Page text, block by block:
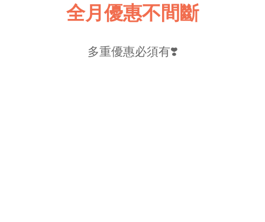
全月優惠不間斷
多重優惠必須有❣️